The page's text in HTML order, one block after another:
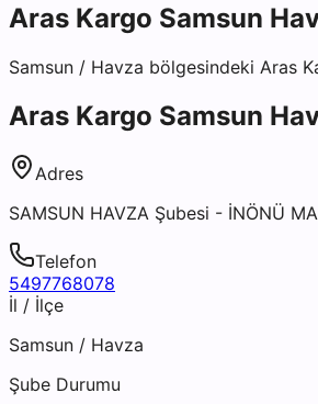
Aras Kargo Samsun
Samsun / Havza bölgesindeki Aras
Aras Kargo Samsun
Adres
SAMSUN HAVZA Şubesi - İNÖNÜ
Telefon
5497768078
İl / İlçe
Samsun / Havza
Şube Durumu